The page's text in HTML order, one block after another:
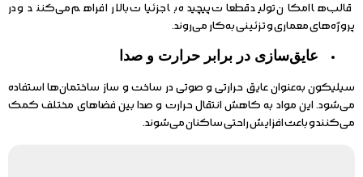
قالب‌ها امکان تولید قطعات پیچیده با جزئیات بالا را فراهم می‌کنند و در
پروژه‌های معماری و تزئینی به‌کار می‌روند.
عایق‌سازی در برابر حرارت و صدا
سیلیکون به‌عنوان عایق حرارتی و صوتی در ساخت و ساز ساختمان‌ها استفاده
می‌شود. این مواد به کاهش انتقال حرارت و صدا بین فضاهای مختلف کمک
می‌کنند و باعث افزایش راحتی ساکنان می‌شوند.